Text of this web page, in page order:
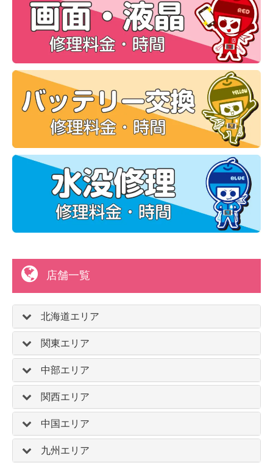
店舗一覧
北海道エリア
関東エリア
中部エリア
関西エリア
中国エリア
九州エリア